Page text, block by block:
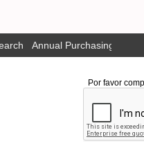
Annual Purchasing Plan
Por favor